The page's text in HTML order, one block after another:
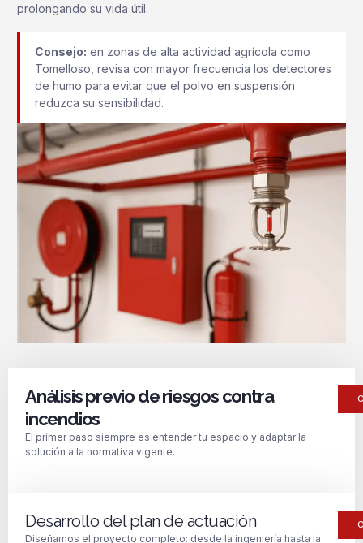
prolongando su vida útil.
Consejo: en zonas de alta actividad agrícola como
Tomelloso, revisa con mayor frecuencia los detectores
de humo para evitar que el polvo en suspensión
reduzca su sensibilidad.
Análisis previo de riesgos contra
incendios
El primer paso siempre es entender tu espacio y adaptar la
solución a la normativa vigente.
Desarrollo del plan de actuación
Diseñamos el proyecto completo: desde la ingeniería hasta la